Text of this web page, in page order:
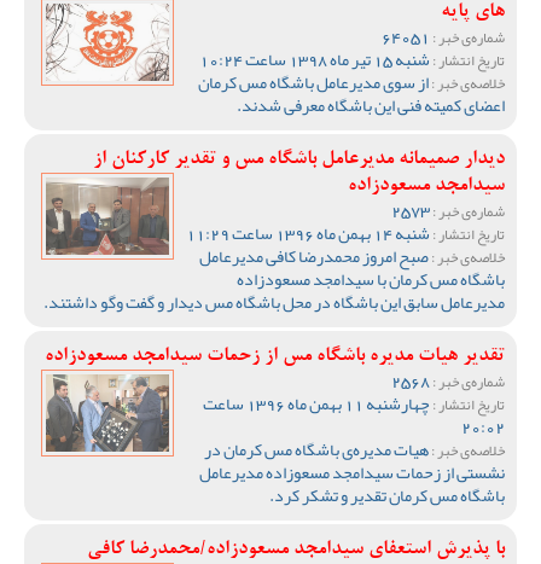
های پایه
شماره‌ی خبر :
تاریخ انتشار :شنبه 15 تیر ماه 1398 ساعت 10:24
خلاصه‌ی خبر :از سوی مدیرعامل باشگاه مس کرمان
اعضای کمیته فنی این باشگاه معرفی شدند.
دیدار صمیمانه مدیرعامل باشگاه مس و تقدیر کارکنان از
سیدامجد مسعودزاده
شماره‌ی خبر :
تاریخ انتشار :شنبه 14 بهمن ماه 1396 ساعت 11:29
خلاصه‌ی خبر :صبح امروز محمدرضا کافی مدیرعامل
باشگاه مس کرمان با سیدامجد مسعودزاده
مدیرعامل سابق این باشگاه در محل باشگاه مس دیدار و گفت وگو داشتند.
تقدیر هیات مدیره باشگاه مس از زحمات سیدامجد مسعودزاده
شماره‌ی خبر :
تاریخ انتشار : چهارشنبه 11 بهمن ماه 1396 ساعت
20:02
خلاصه‌ی خبر :هیات مدیره‌ی باشگاه مس کرمان در
نشستی از زحمات سیدامجد مسعوزاده مدیرعامل
باشگاه مس کرمان تقدیر و تشکر کرد.
با پذیرش استعفای سیدامجد مسعودزاده/محمدرضا کافی